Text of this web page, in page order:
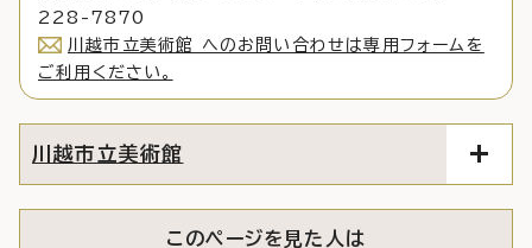
228-7870
川越市立美術館 へのお問い合わせは専用フォームを
ご利用ください。
川越市立美術館
このページを見た人は